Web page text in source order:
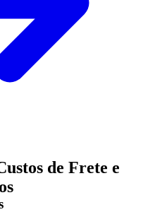
de Frete e